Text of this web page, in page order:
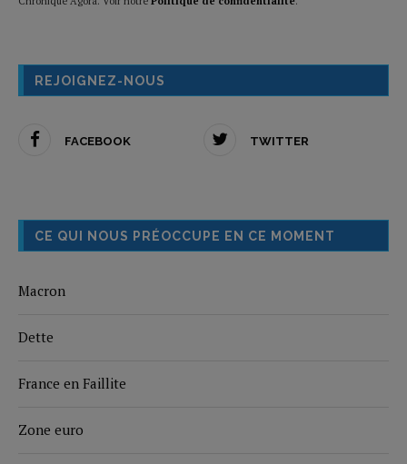
REJOIGNEZ-NOUS
FACEBOOK TWITTER
CE QUI NOUS PRÉOCCUPE EN CE MOMENT
Macron
Dette
France en Faillite
Zone euro